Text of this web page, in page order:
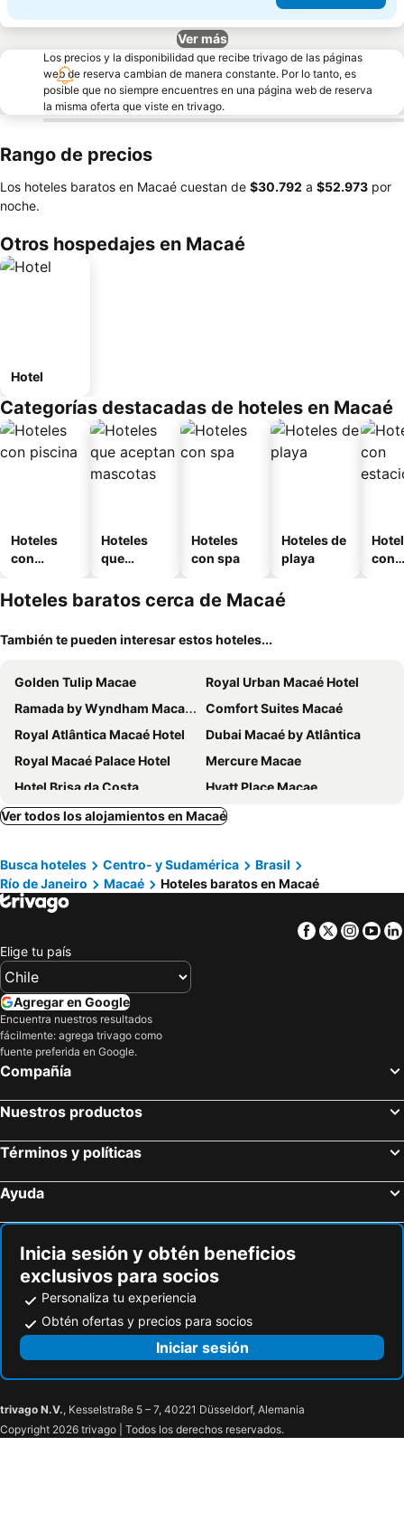
Ver más
Los precios y la disponibilidad que recibe trivago de las páginas
web de reserva cambian de manera constante. Por lo tanto, es
posible que no siempre encuentres en una página web de reserva
la misma oferta que viste en trivago.
Rango de precios
Los hoteles baratos en Macaé cuestan de ‎$30.792 a ‎$52.973 por
noche.
Otros hospedajes en Macaé
Hotel
Categorías destacadas de hoteles en Macaé
Hoteles
con
Hoteles
que
mascotas
Hoteles
con spa
Hoteles de
playa
con
Hoteles baratos cerca de Macaé
También te pueden interesar estos hoteles...
Golden Tulip Macae
Royal Urban Macaé Hotel
Ramada by Wyndham Macae Hotel & Suites
Comfort Suites Macaé
Royal Atlântica Macaé Hotel
Dubai Macaé by Atlântica
Royal Macaé Palace Hotel
Mercure Macae
Hotel Brisa da Costa
Hyatt Place Macae
Bonjour Hotel
Paradiso Macae Hotel
Hotel Atlantico Macaé By Inn House
Ibis Styles Macaé
Gloria Garden Suites
Hotel Du Lac Macaé
Samba Macaé
Ver todos los alojamientos en Macaé
Busca hoteles Centro- y Sudamérica
Brasil
Río de Janeiro
Macaé Hoteles baratos en Macaé
Facebook
Twitter
Elige tu país
Agregar en Google
Encuentra nuestros resultados
fácilmente: agrega trivago como
fuente preferida en Google.
Compañía
Nuestros productos
Términos y políticas
Ayuda
Inicia sesión y obtén beneficios
exclusivos para socios
Personaliza tu experiencia
Obtén ofertas y precios para socios
Iniciar sesión
trivago N.V., Kesselstraße 5 – 7, 40221 Düsseldorf, Alemania
Copyright 2026 trivago | Todos los derechos reservados.